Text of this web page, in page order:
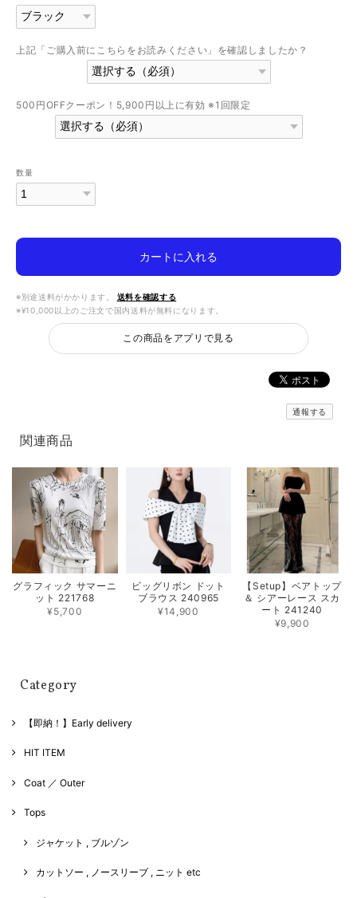
上記「ご購入前にこちらをお読みください」を確認しましたか？
500円OFFクーポン！5,900円以上に有効 ※1回限定
数量
カートに入れる
※別途送料がかかります。
送料を確認する
※¥10,000以上のご注文で国内送料が無料になります。
この商品をアプリで見る
通報する
関連商品
グラフィック サマーニ
ット 221768
¥5,700
ビッグリボン ドット
ブラウス 240965
¥14,900
【Setup】ベアトップ
＆ シアーレース スカ
ート 241240
¥9,900
Category
【即納！】Early delivery
HIT ITEM
Coat ／ Outer
Tops
ジャケット , ブルゾン
カットソー , ノースリーブ , ニット etc